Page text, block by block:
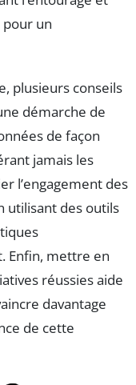
un
plusieurs conseils
démarche de
de façon
jamais les
l’engagement des
utilisant des outils
Enfin, mettre en
réussies aide
davantage
de cette